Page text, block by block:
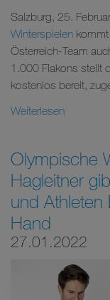
Salzburg, 25.
Winterspielen
Österreich-Team
1.000 Flakons stellt
kostenlos bereit,
Weiterlesen
Olympische
Hagleitner
und Athleten
Hand
27.01.2022